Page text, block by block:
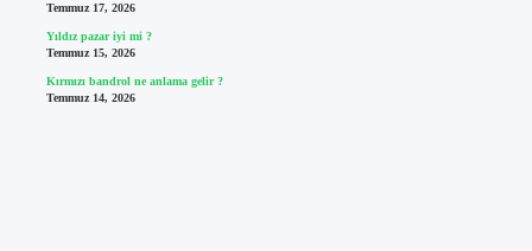
Temmuz 17, 2026
Yıldız pazar iyi mi ?
Temmuz 15, 2026
Kırmızı bandrol ne anlama gelir ?
Temmuz 14, 2026